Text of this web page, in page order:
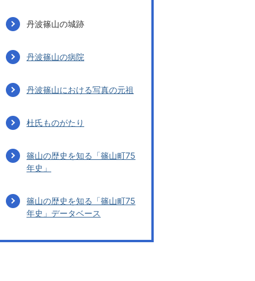
丹波篠山の城跡
丹波篠山の病院
丹波篠山における写真の元祖
杜氏ものがたり
篠山の歴史を知る「篠山町75
年史」
篠山の歴史を知る「篠山町75
年史」データベース